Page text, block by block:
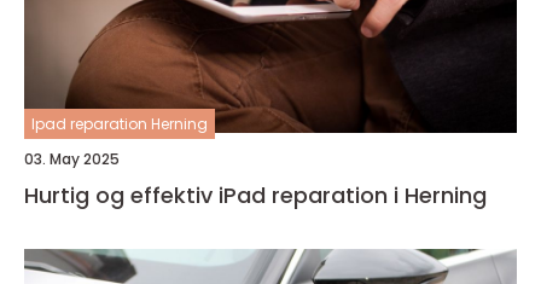
Ipad reparation Herning
03. May 2025
Hurtig og effektiv iPad reparation i Herning